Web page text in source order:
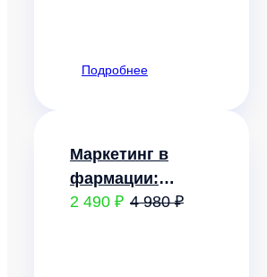
Подробнее
Маркетинг в
фармации:
методология
2 490 ₽ 4 980 ₽